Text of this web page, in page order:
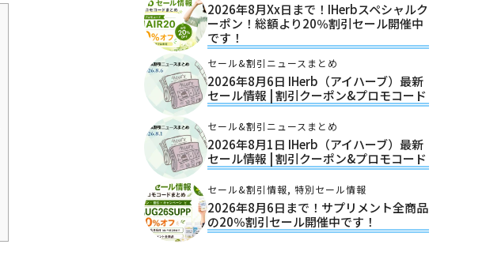
2026年8月xx日まで！iHerbスペシャルク
ーポン！総額より20％割引セール開催中
です！
セール&割引ニュースまとめ
2026年8月6日 IHerb（アイハーブ）最新
セール情報 | 割引クーポン&プロモコード
セール&割引ニュースまとめ
2026年8月1日 IHerb（アイハーブ）最新
セール情報 | 割引クーポン&プロモコード
セール&割引情報, 特別セール情報
2026年8月6日まで！サプリメント全商品
の20％割引セール開催中です！